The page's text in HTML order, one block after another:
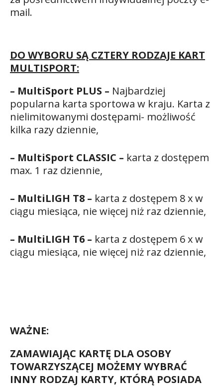
mail.
DO WYBORU SĄ CZTERY RODZAJE KART
MULTISPORT:
– MultiSport PLUS – Najbardziej
popularna karta sportowa w kraju. Karta z
nielimitowanymi dostępami- możliwość
kilka razy dziennie,
– MultiSport CLASSIC – karta z dostępem
max. 1 raz dziennie,
– MultiLIGH T8 – karta z dostępem 8 x w
ciągu miesiąca, nie więcej niż raz dziennie,
– MultiLIGH T6 – karta z dostępem 6 x w
ciągu miesiąca, nie więcej niż raz dziennie,
WAŻNE:
ZAMAWIAJĄC KARTĘ DLA OSOBY
TOWARZYSZĄCEJ MOŻEMY WYBRAĆ
INNY RODZAJ KARTY, KTÓRĄ POSIADA